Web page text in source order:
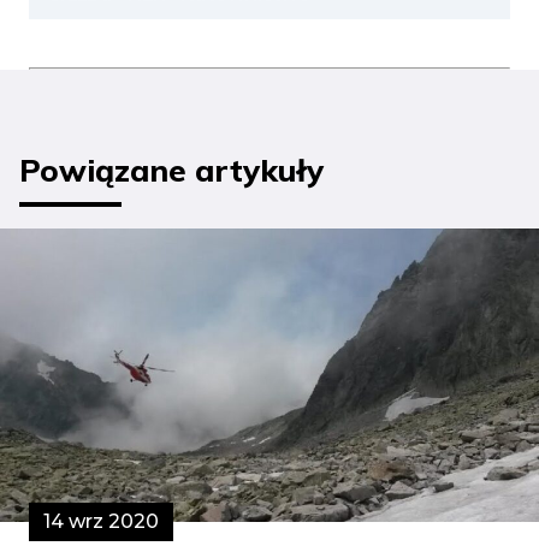
Powiązane artykuły
14 wrz 2020